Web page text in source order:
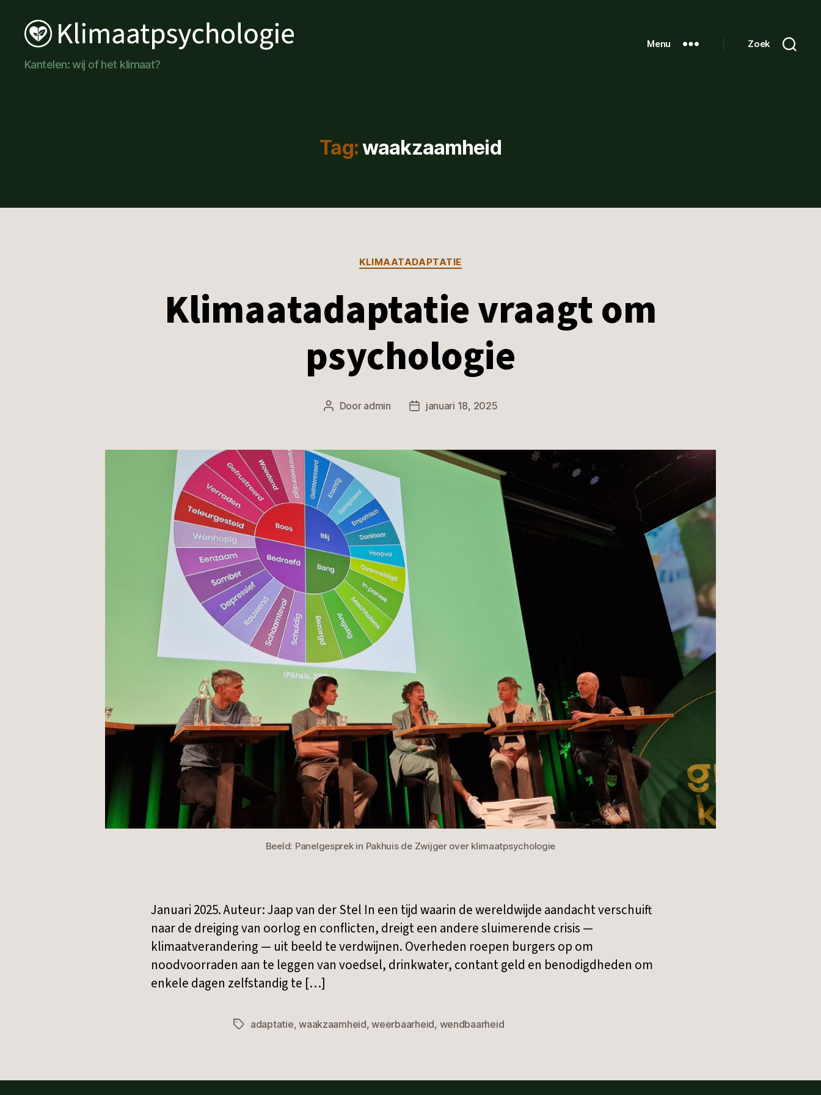
Klimaatpsychologie
Kantelen: wij of het klimaat?
Menu Zoek
Tag:waakzaamheid
Categorieën
KLIMAATADAPTATIE
Klimaatadaptatie vraagt om
psychologie
Berichtauteur
Door admin Berichtdatum
januari 18, 2025
Beeld: Panelgesprek in Pakhuis de Zwijger over klimaatpsychologie
Januari 2025. Auteur: Jaap van der Stel In een tijd waarin de wereldwijde aandacht verschuift
naar de dreiging van oorlog en conflicten, dreigt een andere sluimerende crisis —
klimaatverandering — uit beeld te verdwijnen. Overheden roepen burgers op om
noodvoorraden aan te leggen van voedsel, drinkwater, contant geld en benodigdheden om
enkele dagen zelfstandig te […]
Tagsadaptatie,waakzaamheid,weerbaarheid, wendbaarheid